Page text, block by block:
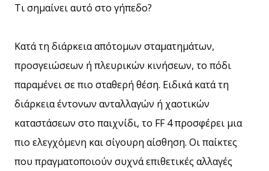
Τι σημαίνει αυτό στο γήπεδο?
Κατά τη διάρκεια απότομων σταματημάτων,
προσγειώσεων ή πλευρικών κινήσεων, το πόδι
παραμένει σε πιο σταθερή θέση. Ειδικά κατά τη
διάρκεια έντονων ανταλλαγών ή χαοτικών
καταστάσεων στο παιχνίδι, το FF 4 προσφέρει μια
πιο ελεγχόμενη και σίγουρη αίσθηση. Οι παίκτες
που πραγματοποιούν συχνά επιθετικές αλλαγές